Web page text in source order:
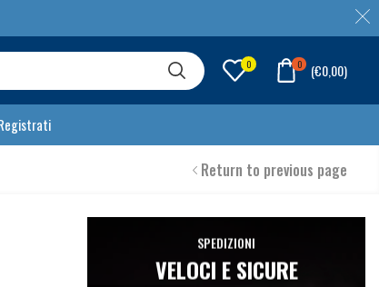
0 0 (€0,00)
Return to previous page
SPEDIZIONI
VELOCI E SICURE